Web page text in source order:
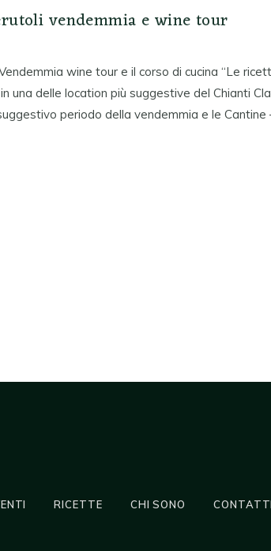
vendemmia e wine tour
wine tour e il corso di cucina “Le
una delle location più suggestive del Chianti
periodo della vendemmia e le
RICETTE CHI SONO CONTATTI